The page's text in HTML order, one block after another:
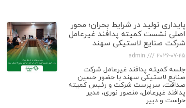
پایداری تولید در شرایط بحران؛ محور
اصلی نشست کمیته پدافند غیرعامل
شرکت صنایع لاستیکی سهند
admin 2026-07-25
جلسه کمیته پدافند غیرعامل شرکت
صنایع لاستیکی سهند با حضور حسین
صداقت، سرپرست شرکت و رئیس کمیته
پدافند غیرعامل، منصور نوری، مدیر
حراست و دبیر